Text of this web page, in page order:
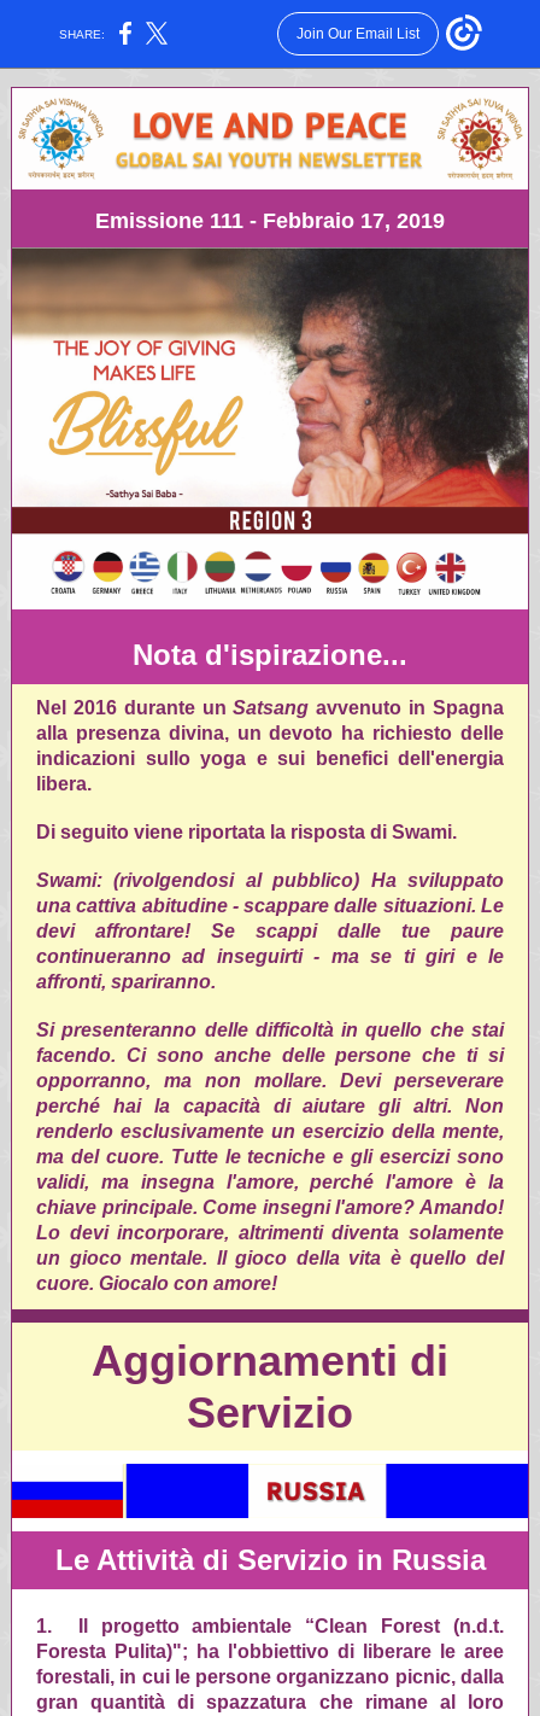
SHARE: Join Our Email List
Emissione 111 - Febbraio 17, 2019
Nota d'ispirazione...
Nel 2016 durante unSatsangavvenuto in Spagna
alla presenza divina, un devoto ha richiesto delle
indicazioni sullo yoga e sui benefici dell'energia
libera.
Di seguito viene riportata la risposta di Swami.
Swami: (rivolgendosi al pubblico) Ha sviluppato
una cattiva abitudine - scappare dalle situazioni. Le
devi affrontare! Se scappi dalle tue paure
continueranno ad inseguirti - ma se ti giri e le
affronti, spariranno.
Si presenteranno delle difficoltà in quello che stai
facendo. Ci sono anche delle persone che ti si
opporranno, ma non mollare. Devi perseverare
perché hai la capacità di aiutare gli altri. Non
renderlo esclusivamente un esercizio della mente,
ma del cuore. Tutte le tecniche e gli esercizi sono
validi, ma insegna l'amore, perché l'amore è la
chiave principale. Come insegni l'amore? Amando!
Lo devi incorporare, altrimenti diventa solamente
un gioco mentale. Il gioco della vita è quello del
cuore. Giocalo con amore!
Aggiornamenti di
Servizio
Le Attività di Servizio in Russia
1. Il progetto ambientale “Clean Forest (n.d.t.
Foresta Pulita)"; ha l'obbiettivo di liberare le aree
forestali, in cui le persone organizzano picnic, dalla
gran quantità di spazzatura che rimane al loro